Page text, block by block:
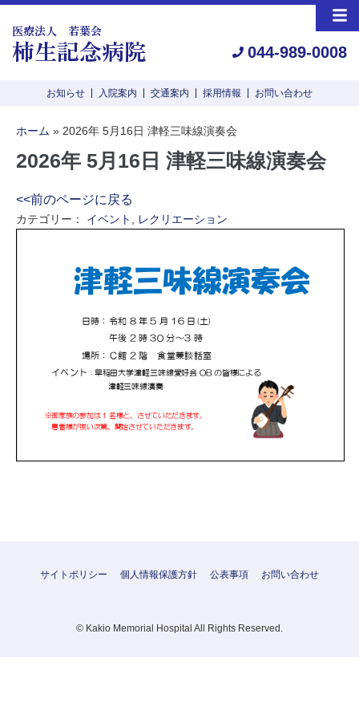
医療法人 若葉会
柿生記念病院 044-989-0008
お知らせ 入院案内 交通案内 採用情報 お問い合わせ
ホーム » 2026年 5月16日 津軽三味線演奏会
2026年 5月16日 津軽三味線演奏会
<<前のページに戻る
カテゴリー： イベント レクリエーション
サイトポリシー 個人情報保護方針 公表事項 お問い合わせ
© Kakio Memorial Hospital All Rights Reserved.